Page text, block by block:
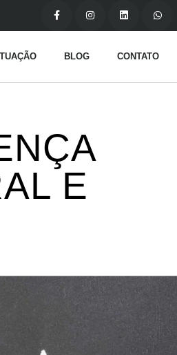
BLOG CONTATO
E